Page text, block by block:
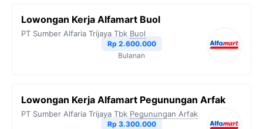
Lowongan Kerja Alfamart Buol
PT Sumber Alfaria Trijaya Tbk Buol
Rp 2.600.000
Bulanan
Lowongan Kerja Alfamart Pegunungan Arfak
PT Sumber Alfaria Trijaya Tbk Pegunungan Arfak
Rp 3.300.000